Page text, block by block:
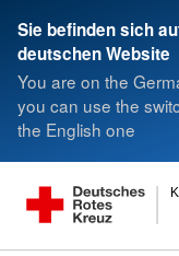
Sie befinden sich
deutschen Website
You are on the
you can use the
the English one